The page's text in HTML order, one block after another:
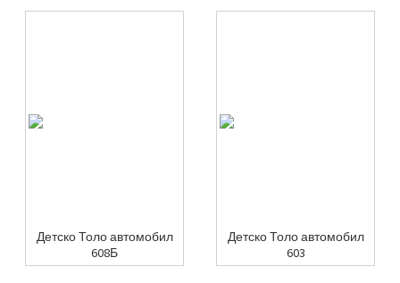
Детско Толо автомобил
608Б
Детско Толо автомобил
603